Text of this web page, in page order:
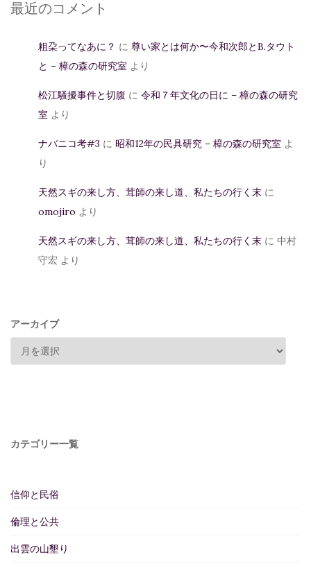
最近のコメント
粗朶ってなあに？ に 尊い家とは何か〜今和次郎とB.タウト
と – 樟の森の研究室 より
松江騒擾事件と切腹 に 令和７年文化の日に – 樟の森の研究
室 より
ナバニコ考#3 に 昭和12年の民具研究 – 樟の森の研究室 よ
り
天然スギの来し方、茸師の来し道、私たちの行く末 に
omojiro より
天然スギの来し方、茸師の来し道、私たちの行く末 に 中村
守宏 より
アーカイブ
カテゴリー一覧
信仰と民俗
倫理と公共
出雲の山墾り